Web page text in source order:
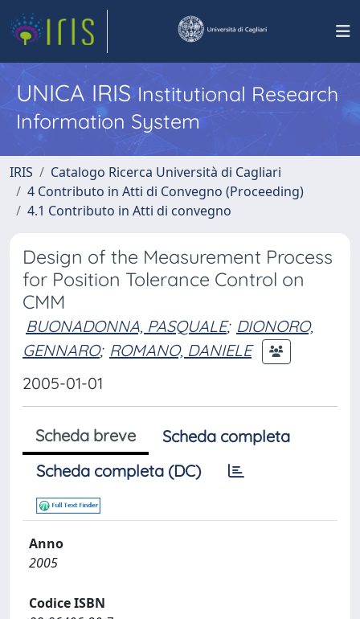
UNICA IRISInstitutional Research
Information System
IRIS
Catalogo Ricerca Università di Cagliari
4 Contributo in Atti di Convegno (Proceeding)
4.1 Contributo in Atti di convegno
Design of the Measurement Process
for Position Tolerance Control on
CMM
BUONADONNA, PASQUALE; DIONORO,
GENNARO; ROMANO, DANIELE
2005-01-01
Scheda breve
Scheda completa
Scheda completa (DC)
Anno
2005
Codice ISBN